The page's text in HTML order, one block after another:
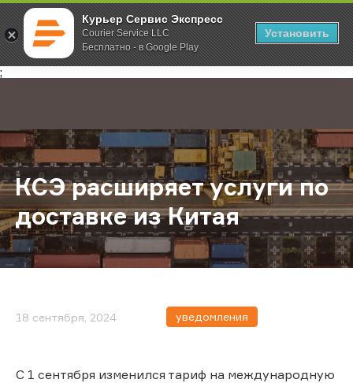
Курьер Сервис Экспресс
Courier Service LLC
Бесплатно - в Google Play
Установить
;
Главная О компании Новости КСЭ расширяет услуги по
КСЭ расширяет услуги по
доставке из Китая
18 сентября, 2024 уведомления
С 1 сентября изменился тариф на международную